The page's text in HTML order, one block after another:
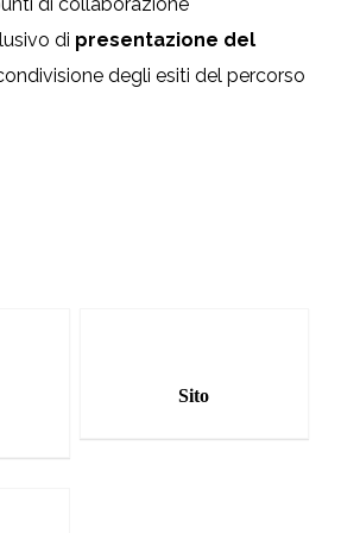
di presentazione del
degli esiti del percorso
Sito